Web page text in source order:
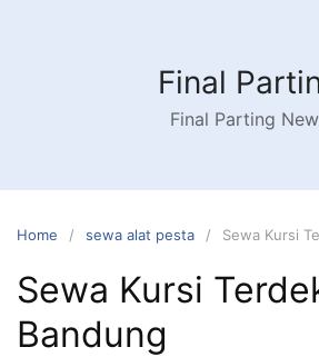
Final
Final Parting
Home sewa alat pesta Sewa Kursi
Sewa Kursi
Bandung